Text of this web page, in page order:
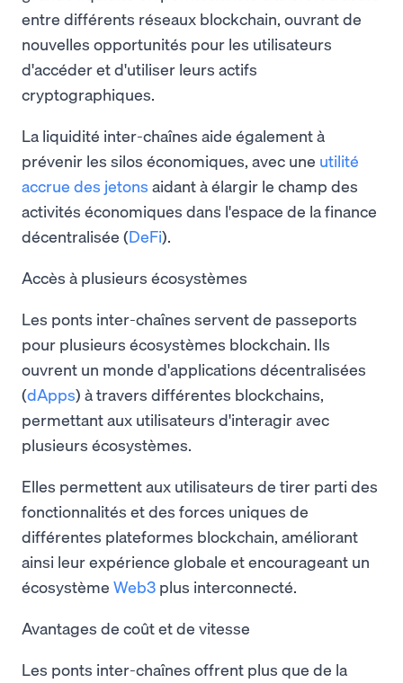
entre différents réseaux blockchain, ouvrant de
nouvelles opportunités pour les utilisateurs
d'accéder et d'utiliser leurs actifs
cryptographiques.
La liquidité inter-chaînes aide également à
prévenir les silos économiques, avec une utilité
accrue des jetons aidant à élargir le champ des
activités économiques dans l'espace de la finance
décentralisée (DeFi).
Accès à plusieurs écosystèmes
Les ponts inter-chaînes servent de passeports
pour plusieurs écosystèmes blockchain. Ils
ouvrent un monde d'applications décentralisées
(dApps) à travers différentes blockchains,
permettant aux utilisateurs d'interagir avec
plusieurs écosystèmes.
Elles permettent aux utilisateurs de tirer parti des
fonctionnalités et des forces uniques de
différentes plateformes blockchain, améliorant
ainsi leur expérience globale et encourageant un
écosystème Web3 plus interconnecté.
Avantages de coût et de vitesse
Les ponts inter-chaînes offrent plus que de la